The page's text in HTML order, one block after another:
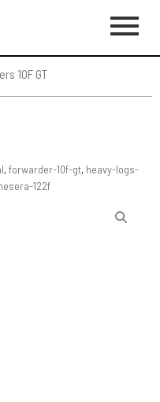
10F GT
, forwarder-10f-gt, heavy-logs-
122f